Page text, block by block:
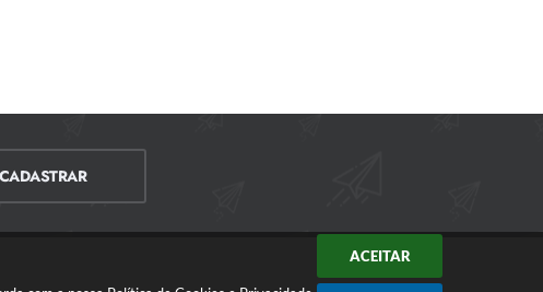
ACEITAR
CADASTRAR